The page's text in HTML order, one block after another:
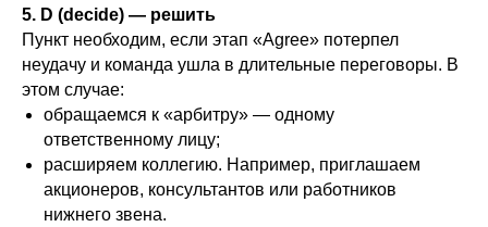
5. D (decide) ― решить
Пункт необходим, если этап «Agree» потерпел
неудачу и команда ушла в длительные переговоры. В
этом случае:
обращаемся к «арбитру» — одному
ответственному лицу;
расширяем коллегию. Например, приглашаем
акционеров, консультантов или работников
нижнего звена.